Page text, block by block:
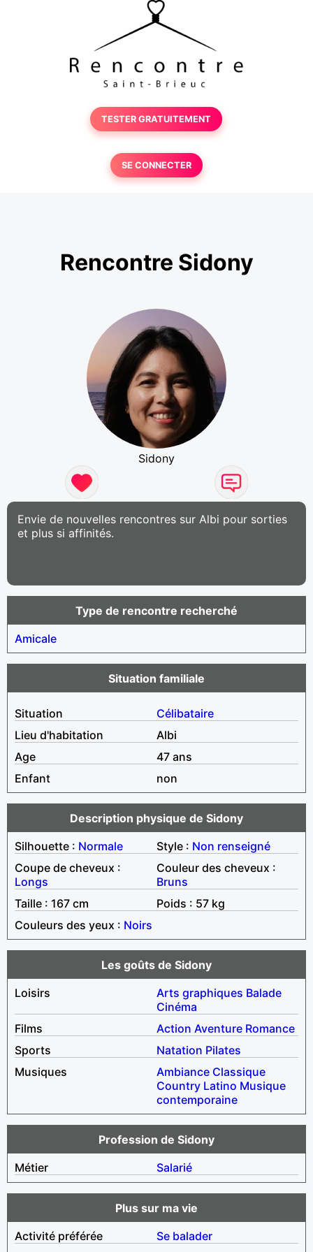
TESTER GRATUITEMENT
SE CONNECTER
Rencontre Sidony
Sidony
Envie de nouvelles rencontres sur Albi pour sorties
et plus si affinités.
Type de rencontre recherché
Amicale
Situation familiale
Situation
Célibataire
Lieu d'habitation
Albi
Age
47 ans
Enfant
non
Description physique de Sidony
Silhouette : Normale Style : Non renseigné
Coupe de cheveux :
Longs
Couleur des cheveux :
Bruns
Taille : 167 cm
Poids : 57 kg
Couleurs des yeux : Noirs
Les goûts de Sidony
Loisirs
Arts graphiques Balade
Cinéma
Films
Action Aventure Romance
Sports
Natation Pilates
Musiques
Ambiance Classique
Country Latino Musique
contemporaine
Profession de Sidony
Métier
Salarié
Plus sur ma vie
Activité préférée
Se balader